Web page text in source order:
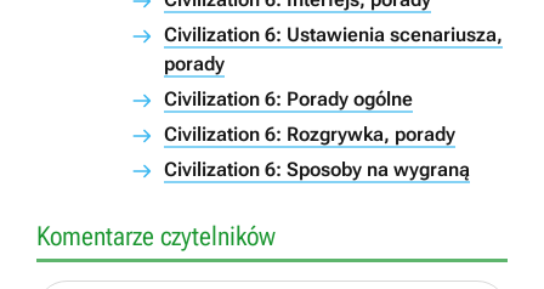
Civilization 6: Ustawienia scenariusza,
porady
Civilization 6: Porady ogólne
Civilization 6: Rozgrywka, porady
Civilization 6: Sposoby na wygraną
Komentarze czytelników